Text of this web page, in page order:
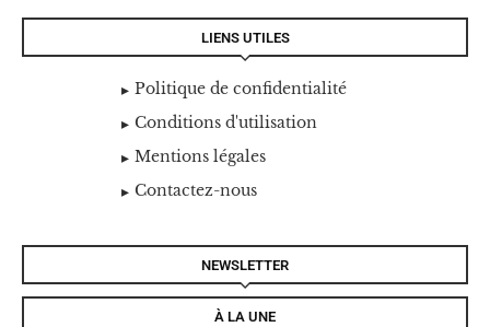
LIENS UTILES
Politique de confidentialité
Conditions d'utilisation
Mentions légales
Contactez-nous
NEWSLETTER
À LA UNE